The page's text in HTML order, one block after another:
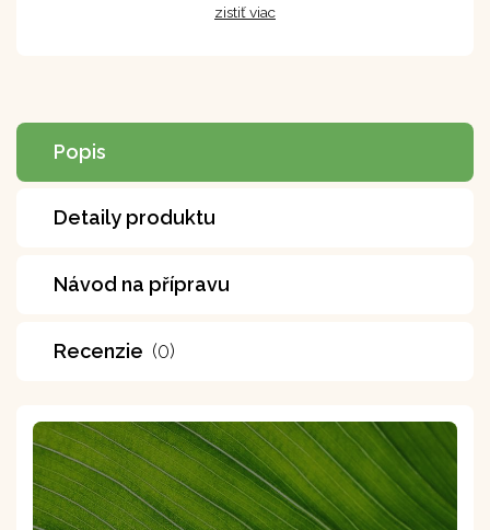
zistiť viac
Popis
Detaily produktu
Návod na přípravu
Recenzie (0)